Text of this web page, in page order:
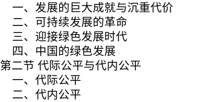
一、发展的巨大成就与沉重代价
二、可持续发展的革命
三、迎接绿色发展时代
四、中国的绿色发展
第二节 代际公平与代内公平
一、代际公平
二、代内公平